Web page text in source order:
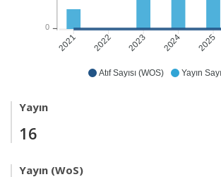
Atıf Sayısı (WOS) Yayın
2021 2022 2023 2024 2025
0
Yayın
16
Yayın (WoS)